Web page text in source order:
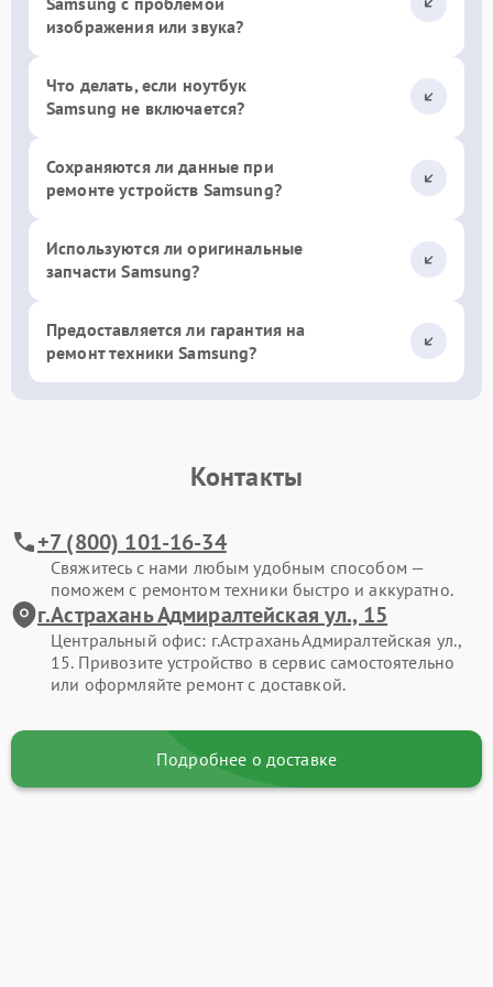
изображения или звука?
Что делать, если ноутбук
Samsung не включается?
Сохраняются ли данные при
ремонте устройств Samsung?
Используются ли оригинальные
запчасти Samsung?
Предоставляется ли гарантия на
ремонт техники Samsung?
Контакты
+7 (800) 101-16-34
Свяжитесь с нами любым удобным способом —
поможем с ремонтом техники быстро и аккуратно.
г.Астрахань Адмиралтейская ул., 15
Центральный офис: г.Астрахань Адмиралтейская ул.,
15. Привозите устройство в сервис самостоятельно
или оформляйте ремонт с доставкой.
Подробнее о доставке